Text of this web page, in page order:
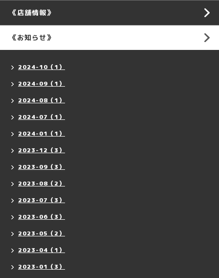
《店舗情報》
《お知らせ》
2024-10（1）
2024-09（1）
2024-08（1）
2024-07（1）
2024-01（1）
2023-12（3）
2023-09（3）
2023-08（2）
2023-07（3）
2023-06（3）
2023-05（2）
2023-04（1）
2023-01（3）